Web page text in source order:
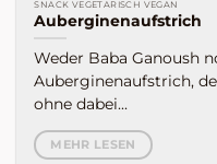
SNACK VEGETARISCH VEGAN
Auberginenaufstrich
Weder Baba Ganoush
Auberginenaufstrich,
ohne dabei...
MEHR LESEN